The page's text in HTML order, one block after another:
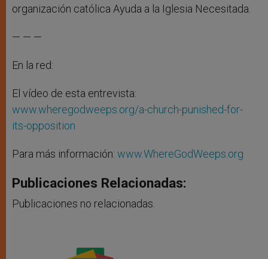
organización católica Ayuda a la Iglesia Necesitada.
— — —
En la red:
El vídeo de esta entrevista:
www.wheregodweeps.org/a-church-punished-for-
its-opposition
Para más información: www.WhereGodWeeps.org
Publicaciones Relacionadas:
Publicaciones no relacionadas.